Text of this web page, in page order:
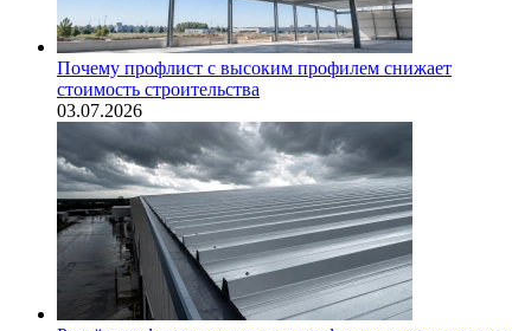
Почему профлист с высоким профилем снижает
стоимость строительства
03.07.2026